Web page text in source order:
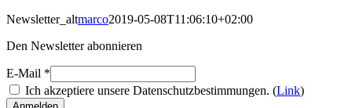
Newsletter_altmarco2019-05-08T11:06:10+02:00
Den Newsletter abonnieren
E-Mail *
Ich akzeptiere unsere Datenschutzbestimmungen. (Link)